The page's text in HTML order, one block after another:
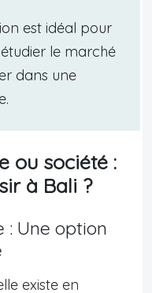
est idéal pour
le marché
dans une
ou société :
à Bali ?
: Une option
existe en